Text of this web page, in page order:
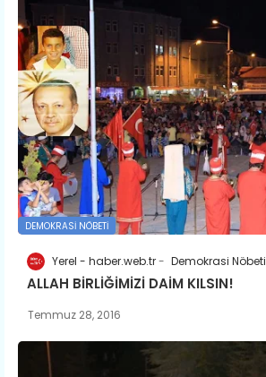
DEMOKRASI NÖBETI
Yerel - haber.web.tr Demokrasi Nöbeti
ALLAH BİRLİĞİMİZİ DAİM KILSIN!
Temmuz 28, 2016